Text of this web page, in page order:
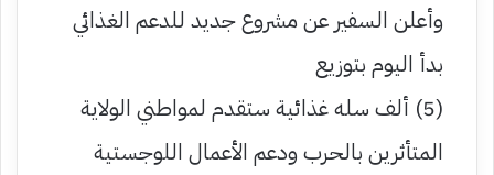
وأعلن السفير عن مشروع جديد للدعم الغذائي
بدأ اليوم بتوزيع
(5) ألف سله غذائية ستقدم لمواطني الولاية
المتأثرين بالحرب ودعم الأعمال اللوجستية